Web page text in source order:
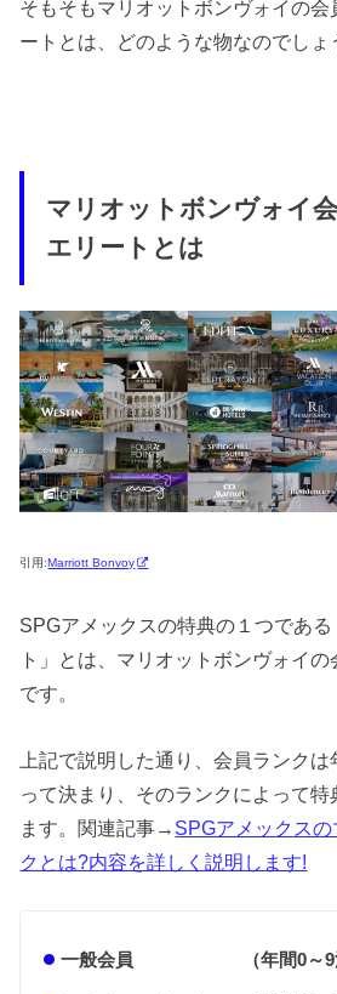
そもそもマリオットボンヴォイの会
ートとは、どのような物なのでしょ
マリオットボンヴォイ
エリートとは
引用:Marriott Bonvoy
SPGアメックスの特典の１つであ
ト」とは、マリオットボンヴォイ
です。
上記で説明した通り、会員ランク
って決まり、そのランクによって特
ます。関連記事→ SPGアメックス
クとは?内容を詳しく説明します!
一般会員 （年間0～9